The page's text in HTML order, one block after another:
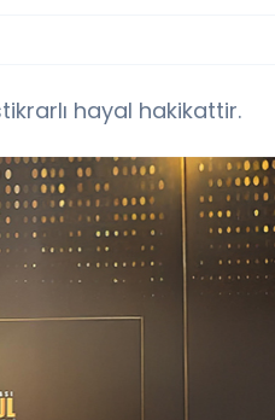
hayal hakikattir.